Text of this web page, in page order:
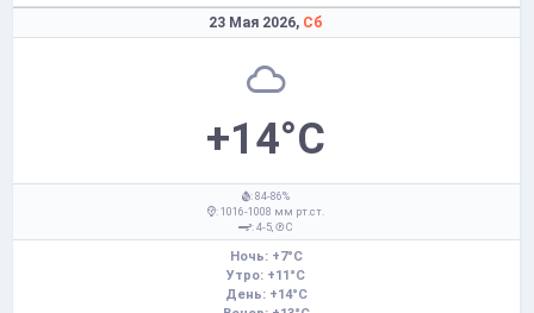
23 Мая 2026, Сб
+14°C
: 84-86%
: 1016-1008 мм рт.ст.
: 4-5,
С
Ночь: +7°C
Утро: +11°C
День: +14°C